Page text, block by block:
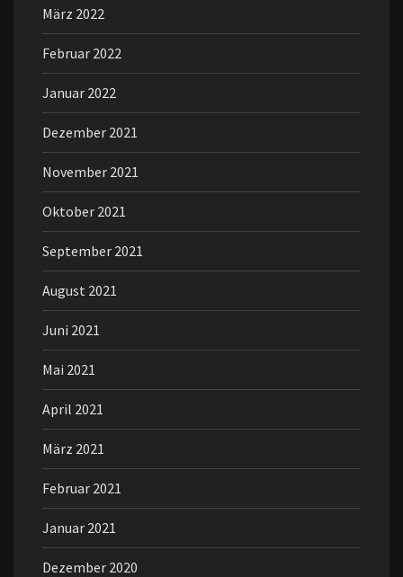
März 2022
Februar 2022
Januar 2022
Dezember 2021
November 2021
Oktober 2021
September 2021
August 2021
Juni 2021
Mai 2021
April 2021
März 2021
Februar 2021
Januar 2021
Dezember 2020